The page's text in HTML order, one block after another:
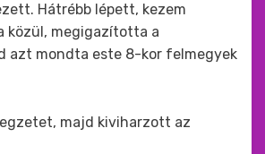
Hátrébb lépett, kezem
közül, megigazította a
azt mondta este 8-kor felmegyek
majd kiviharzott az